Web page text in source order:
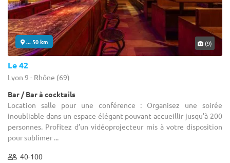
... 50 km (9)
Le 42
Lyon 9 - Rhône (69)
Bar / Bar à cocktails
Location salle pour une conférence : Organisez une soirée
inoubliable dans un espace élégant pouvant accueillir jusqu'à 200
personnes. Profitez d’un vidéoprojecteur mis à votre disposition
pour sublimer ...
40-100